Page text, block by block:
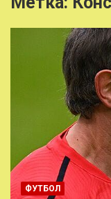
ФУТБОЛ